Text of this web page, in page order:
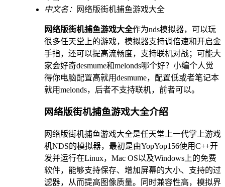
中文名：
网络版街机捕鱼游戏大全
网络版街机捕鱼游戏大全作为nds模拟器，可以玩
很多任天堂上的游戏，模拟器支持调倍速和开启金
手指，还可以提高流畅度，支持联机对战；可能大
家会好奇desmume和melonds哪个好？小编个人觉
得你电脑配置高就用desmume，配置低或者笔记本
就用melonds，后者不支持联机，前者可以。
网络版街机捕鱼游戏大全介绍
网络版街机捕鱼游戏大全是任天堂上一代掌上游戏
机NDS的模拟器，最初是由YopYop156使用C++开
发并运行在Linux，Mac OS以及Windows上的免费
软件，能够支持保存、增加屏幕的大小、支持的过
滤器，从而提高图像质量。同时兼容性高，模拟界